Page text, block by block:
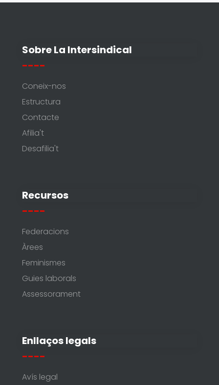
Sobre La Intersindical
----
Coneix-nos
Estructura
Contacte
Afilia't
Desafilia't
Recursos
----
Federacions
Àrees
Feminismes
Guies laborals
Assessorament
Enllaços legals
----
Avís legal